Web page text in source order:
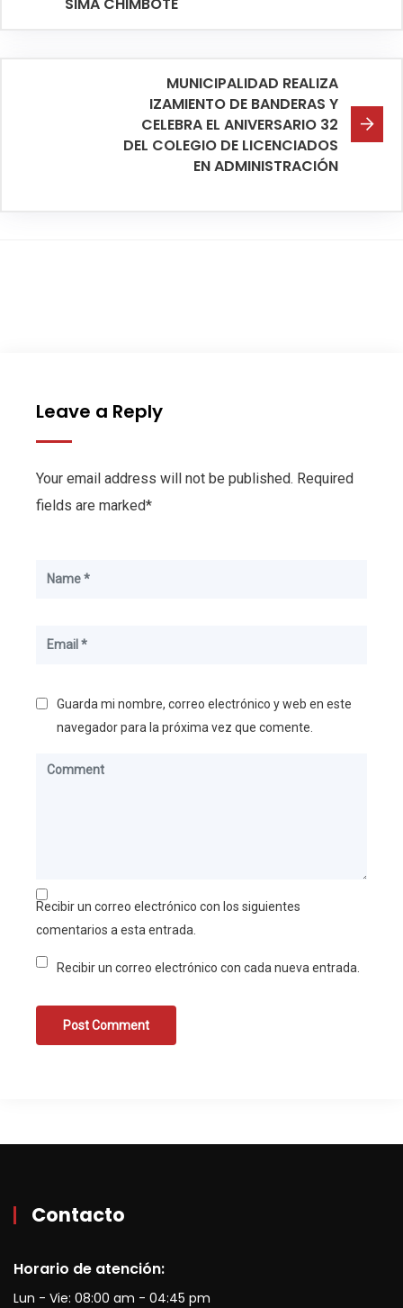
MUNICIPALIDAD REALIZA
IZAMIENTO DE BANDERAS Y
CELEBRA EL ANIVERSARIO 32
DEL COLEGIO DE LICENCIADOS
EN ADMINISTRACIÓN
Leave a Reply
Your email address will not be published. Required
fields are marked*
Guarda mi nombre, correo electrónico y web en este
navegador para la próxima vez que comente.
Recibir un correo electrónico con los siguientes
comentarios a esta entrada.
Recibir un correo electrónico con cada nueva entrada.
Contacto
Horario de atención:
Lun - Vie: 08:00 am - 04:45 pm